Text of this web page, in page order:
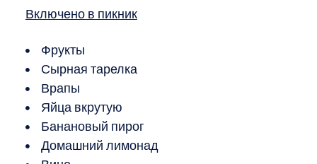
Включено в пикник
Фрукты
Сырная тарелка
Врапы
Яйца вкрутую
Банановый пирог
Домашний лимонад